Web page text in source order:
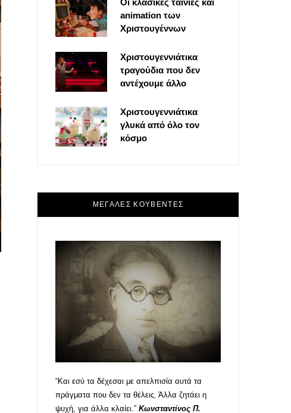
Οι κλασικές ταινίες και
animation των
Χριστουγέννων
Χριστουγεννιάτικα
τραγούδια που δεν
αντέχουμε άλλο
Χριστουγεννιάτικα
γλυκά από όλο τον
κόσμο
ΜΕΓΑΛΕΣ ΚΟΥΒΕΝΤΕΣ
“Και εσύ τα δέχεσαι με απελπισία αυτά τα
πράγματα που δεν τα θέλεις. Άλλα ζητάει η
ψυχή, για άλλα κλαίει.” Κωνσταντίνος Π.